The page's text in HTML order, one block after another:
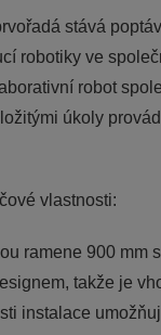
stává
robotiky ve
robot
úkoly
vlastnosti:
ramene 900 mm
takže je
instalace